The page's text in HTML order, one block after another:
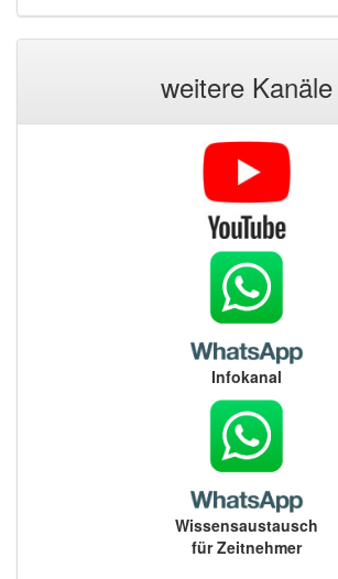
weitere Kanäle
Infokanal
Wissensaustausch
für Zeitnehmer